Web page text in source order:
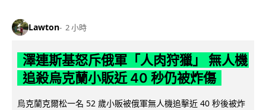
Lawton 2 小時
澤連斯基怒斥俄軍「人肉狩獵」 無人機
追殺烏克蘭小販近 40 秒仍被炸傷
烏克蘭克爾松一名 52 歲小販被俄軍無人機追擊近 40 秒後被炸